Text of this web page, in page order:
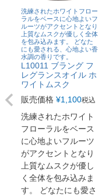
洗練されたホワイトフロー
ラルをベースに心地よいフ
ルーツがアクセントとなり
上質なムスクが優しく全体
を包み込みます。 どなた
にも愛される、心地よい香
水調の香りです。
L10011 ブラング フ
レグランスオイル ホ
ワイトムスク
販売価格 ¥1,100税込
洗練されたホワイト
フローラルをベース
に心地よいフルーツ
がアクセントとなり
上質なムスクが優し
く全体を包み込みま
す。 どなたにも愛さ